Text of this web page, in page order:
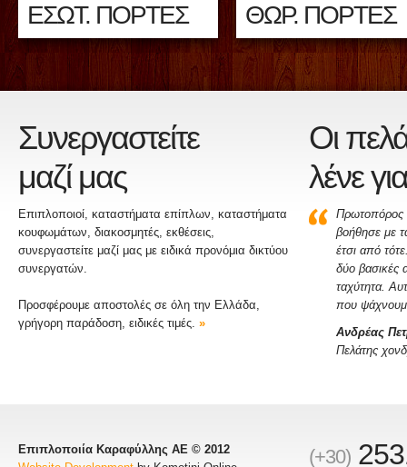
ΕΣΩΤ. ΠΟΡΤΕΣ ΘΩΡ. ΠΟΡΤΕΣ
Συνεργαστείτε
μαζί μας
Επιπλοποιοί, καταστήματα επίπλων, καταστήματα
κουφωμάτων, διακοσμητές, εκθέσεις,
συνεργαστείτε μαζί μας με ειδικά προνόμια δικτύου
συνεργατών.
Προσφέρουμε αποστολές σε όλη την Ελλάδα,
γρήγορη παράδοση, ειδικές τιμές. »
Οι
λένε
Πρωτοπόρος
βοήθησε με
έτσι από
δύο βασικές
ταχύτητα.
που
Ανδρέας
Πελάτης
Επιπλοποιία Καραφύλλης ΑΕ © 2012
(+30)